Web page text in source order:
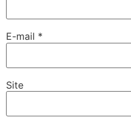
E-mail *
Site